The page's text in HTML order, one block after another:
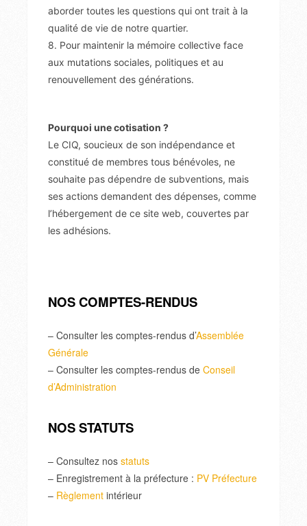
aborder toutes les questions qui ont trait à la
qualité de vie de notre quartier.
8. Pour maintenir la mémoire collective face
aux mutations sociales, politiques et au
renouvellement des générations.
Pourquoi une cotisation ?
Le CIQ, soucieux de son indépendance et
constitué de membres tous bénévoles, ne
souhaite pas dépendre de subventions, mais
ses actions demandent des dépenses, comme
l’hébergement de ce site web, couvertes par
les adhésions.
NOS COMPTES-RENDUS
– Consulter les comptes-rendus d’Assemblée
Générale
– Consulter les comptes-rendus de Conseil
d’Administration
NOS STATUTS
– Consultez nos statuts
– Enregistrement à la préfecture : PV Préfecture
– Règlement intérieur